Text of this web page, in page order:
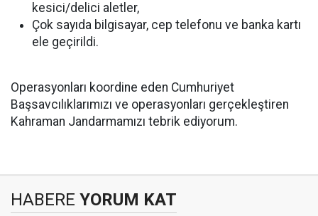
kesici/delici aletler,
Çok sayıda bilgisayar, cep telefonu ve banka kartı
ele geçirildi.
Operasyonları koordine eden Cumhuriyet
Başsavcılıklarımızı ve operasyonları gerçekleştiren
Kahraman Jandarmamızı tebrik ediyorum.
HABERE YORUM KAT